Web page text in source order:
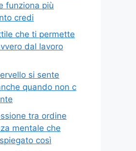
funziona più
credi
che ti permette
dal lavoro
si sente
quando non c
tra ordine
mentale che
così